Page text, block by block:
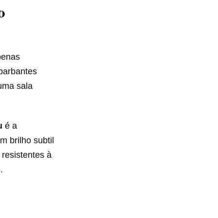
sala
é a
brilho subtil
à